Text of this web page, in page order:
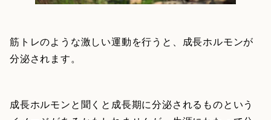
筋トレのような激しい運動を行うと、成長ホルモンが
分泌されます。
成長ホルモンと聞くと成長期に分泌されるものという